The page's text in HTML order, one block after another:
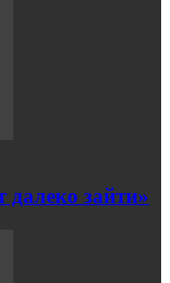
далеко зайти»